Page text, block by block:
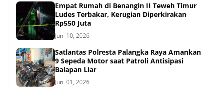
Empat Rumah di Benangin II Teweh Timur
Ludes Terbakar, Kerugian Diperkirakan
Rp550 Juta
Juni 10, 2026
Satlantas Polresta Palangka Raya Amankan
9 Sepeda Motor saat Patroli Antisipasi
Balapan Liar
Juni 01, 2026